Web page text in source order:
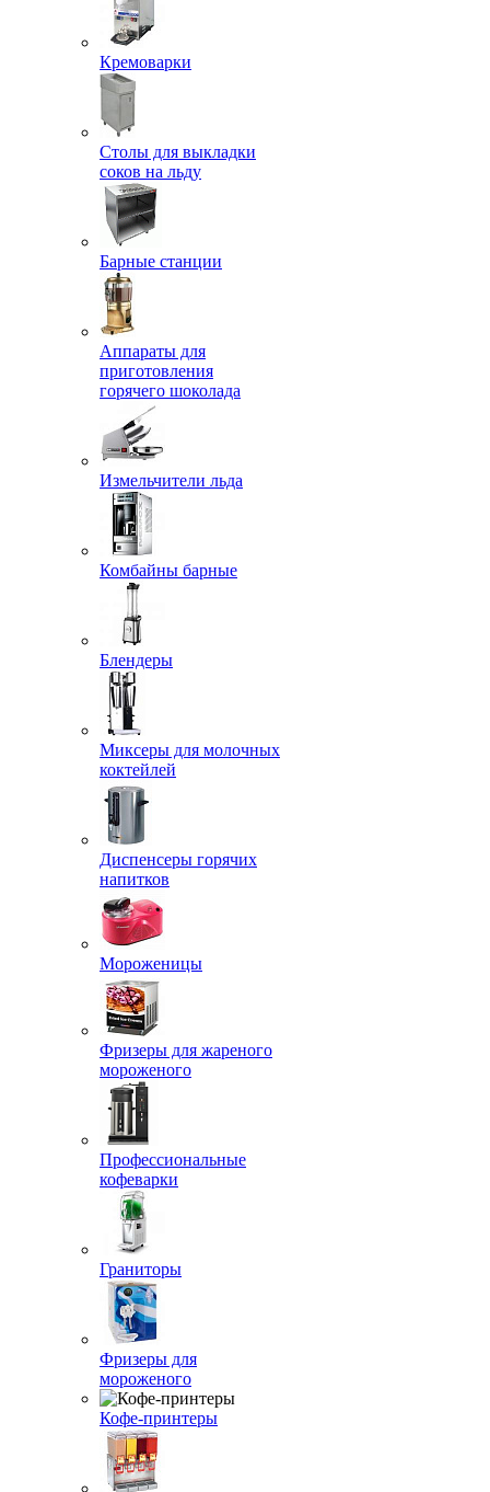
Кремоварки
Столы для выкладки
соков на льду
Барные станции
Аппараты для
приготовления
горячего шоколада
Измельчители льда
Комбайны барные
Блендеры
Миксеры для молочных
коктейлей
Диспенсеры горячих
напитков
Мороженицы
Фризеры для жареного
мороженого
Профессиональные
кофеварки
Граниторы
Фризеры для
мороженого
Кофе-принтеры